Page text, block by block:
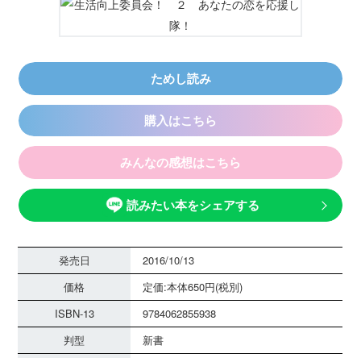
ためし読み
購入はこちら
みんなの感想はこちら
読みたい本をシェアする
発売日
2016/10/13
価格
定価:本体650円(税別)
ISBN-13
9784062855938
判型
新書